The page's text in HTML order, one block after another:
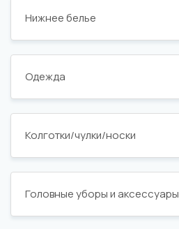
Нижнее белье
Одежда
Колготки/чулки/носки
Головные уборы и аксессуары